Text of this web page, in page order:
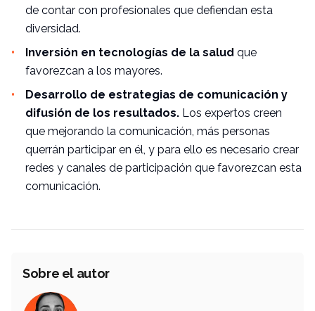
de contar con profesionales que defiendan esta
diversidad.
Inversión en tecnologías de la salud que
favorezcan a los mayores.
Desarrollo de estrategias de comunicación y
difusión de los resultados. Los expertos creen
que mejorando la comunicación, más personas
querrán participar en él, y para ello es necesario crear
redes y canales de participación que favorezcan esta
comunicación.
Sobre el autor